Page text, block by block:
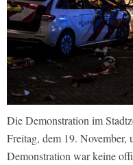
Die Demonstration im
Freitag, dem 19. November,
Demonstration war keine